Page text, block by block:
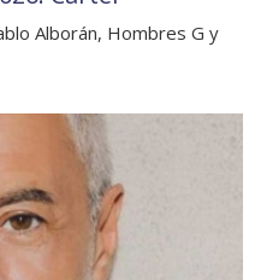
Alborán, Hombres G y